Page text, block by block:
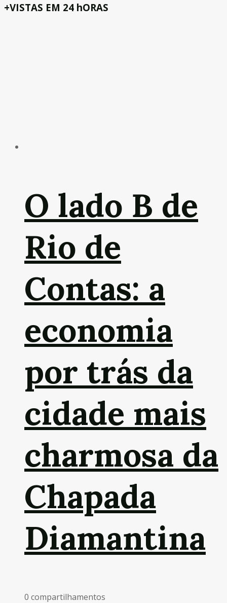
+VISTAS EM 24 hORAS
O lado B de
Rio de
Contas: a
economia
por trás da
cidade mais
charmosa da
Chapada
Diamantina
0 compartilhamentos